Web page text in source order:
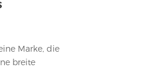
breite